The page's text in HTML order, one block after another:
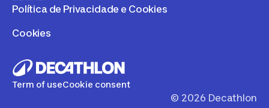
Política de Privacidade e Cookies
Cookies
Term of useCookie consent
© 2026 Decathlon